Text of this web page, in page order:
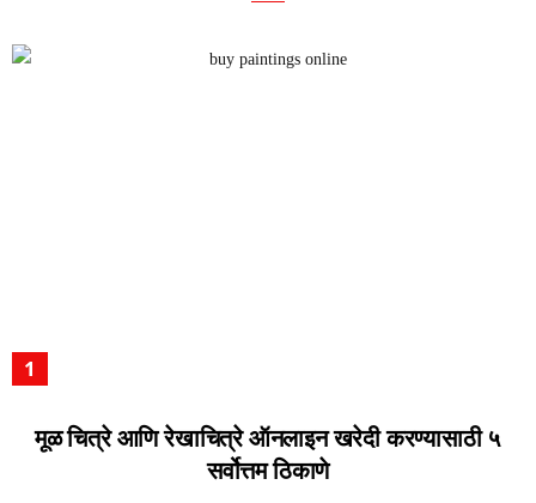
मूळ चित्रे आणि रेखाचित्रे ऑनलाइन खरेदी करण्यासाठी ५
सर्वोत्तम ठिकाणे